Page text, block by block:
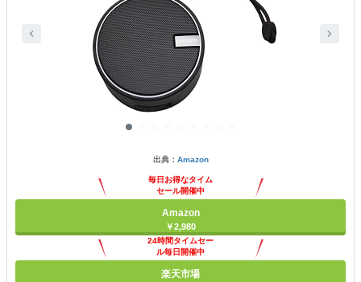
出典： Amazon
毎日お得なタイム
セール開催中
Amazon
￥2,980
24時間タイムセー
ル毎日開催中
楽天市場